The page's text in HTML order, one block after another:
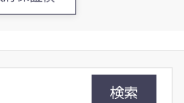
検索